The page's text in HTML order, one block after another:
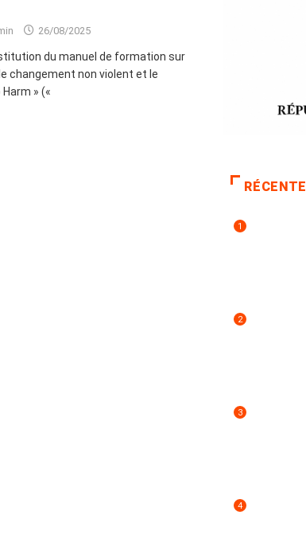
26/08/2025
du manuel de formation sur
changement non violent et le
» («
RÉCENTE
1
2
3
4